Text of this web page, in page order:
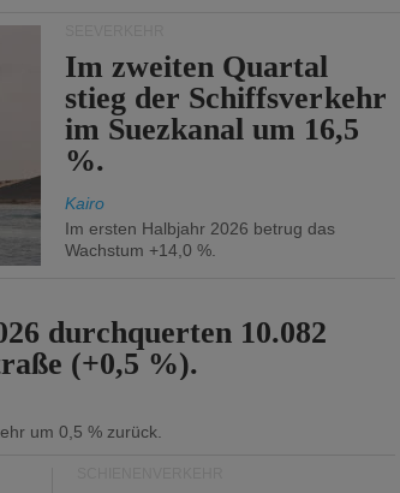
Im zweiten Quartal
stieg der Schiffsverkehr
im Suezkanal um 16,5
%.
Kairo
Im ersten Halbjahr 2026 betrug das
Wachstum +14,0 %.
durchquerten 10.082
(+0,5 %).
um 0,5 % zurück.